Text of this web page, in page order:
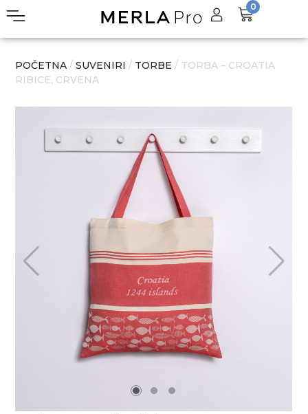
0
POČETNA /SUVENIRI / TORBE / TORBA – CROATIA
RIBICE, CRVENA